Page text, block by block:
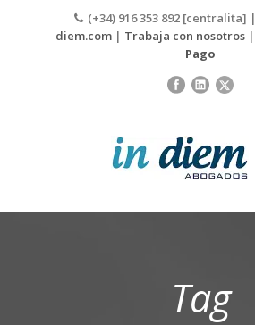
(+34) 916 353 892 [centralita] |
diem.com| Trabaja con nosotros|
Pago
Tag